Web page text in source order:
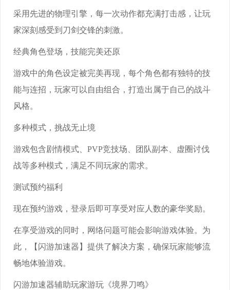
采用先进的物理引擎，每一次动作都充满打击感，让玩
家深刻感受到刀剑交锋的刺激。
经典角色登场，技能完美还原
游戏中的角色设定被完美再现，每个角色都有独特的技
能与连招，玩家可以自由组合，打造出属于自己的战斗
风格。
多种模式，挑战无止境
游戏包含剧情模式、PVP竞技场、团队副本、虚圈讨伐
战等多种模式，满足不同玩家的需求。
测试预约福利
现在预约游戏，登录后即可享受对应人数的豪华奖励。
在享受游戏的同时，网络问题可能会影响游戏体验。为
此，【闪游加速器】提供了解决方案，确保玩家能够流
畅地体验游戏。
闪游加速器辅助玩家游玩《境界刀鸣》